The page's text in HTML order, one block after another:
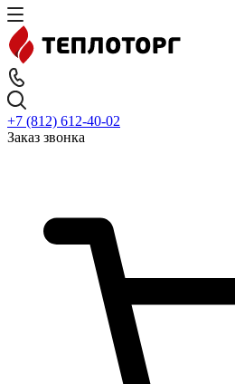
+7 (812) 612-40-02
Заказ звонка